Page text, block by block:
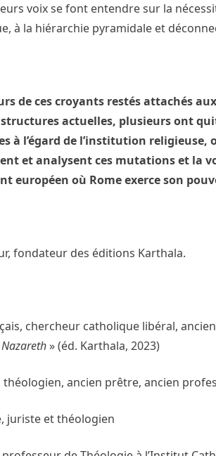
voix se font entendre sur la
à la hiérarchie pyramidale et
de ces croyants restés attachés
actuelles, plusieurs ont
à l’égard de l’institution
et analysent ces mutations et la
européen où Rome exerce son
fondateur des éditions Karthala.
chercheur catholique libéral,
» (éd. Karthala, 2023)
théologien, ancien prêtre, ancien
juriste et théologien